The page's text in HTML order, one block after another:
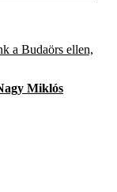
a Budaörs ellen,
Miklós